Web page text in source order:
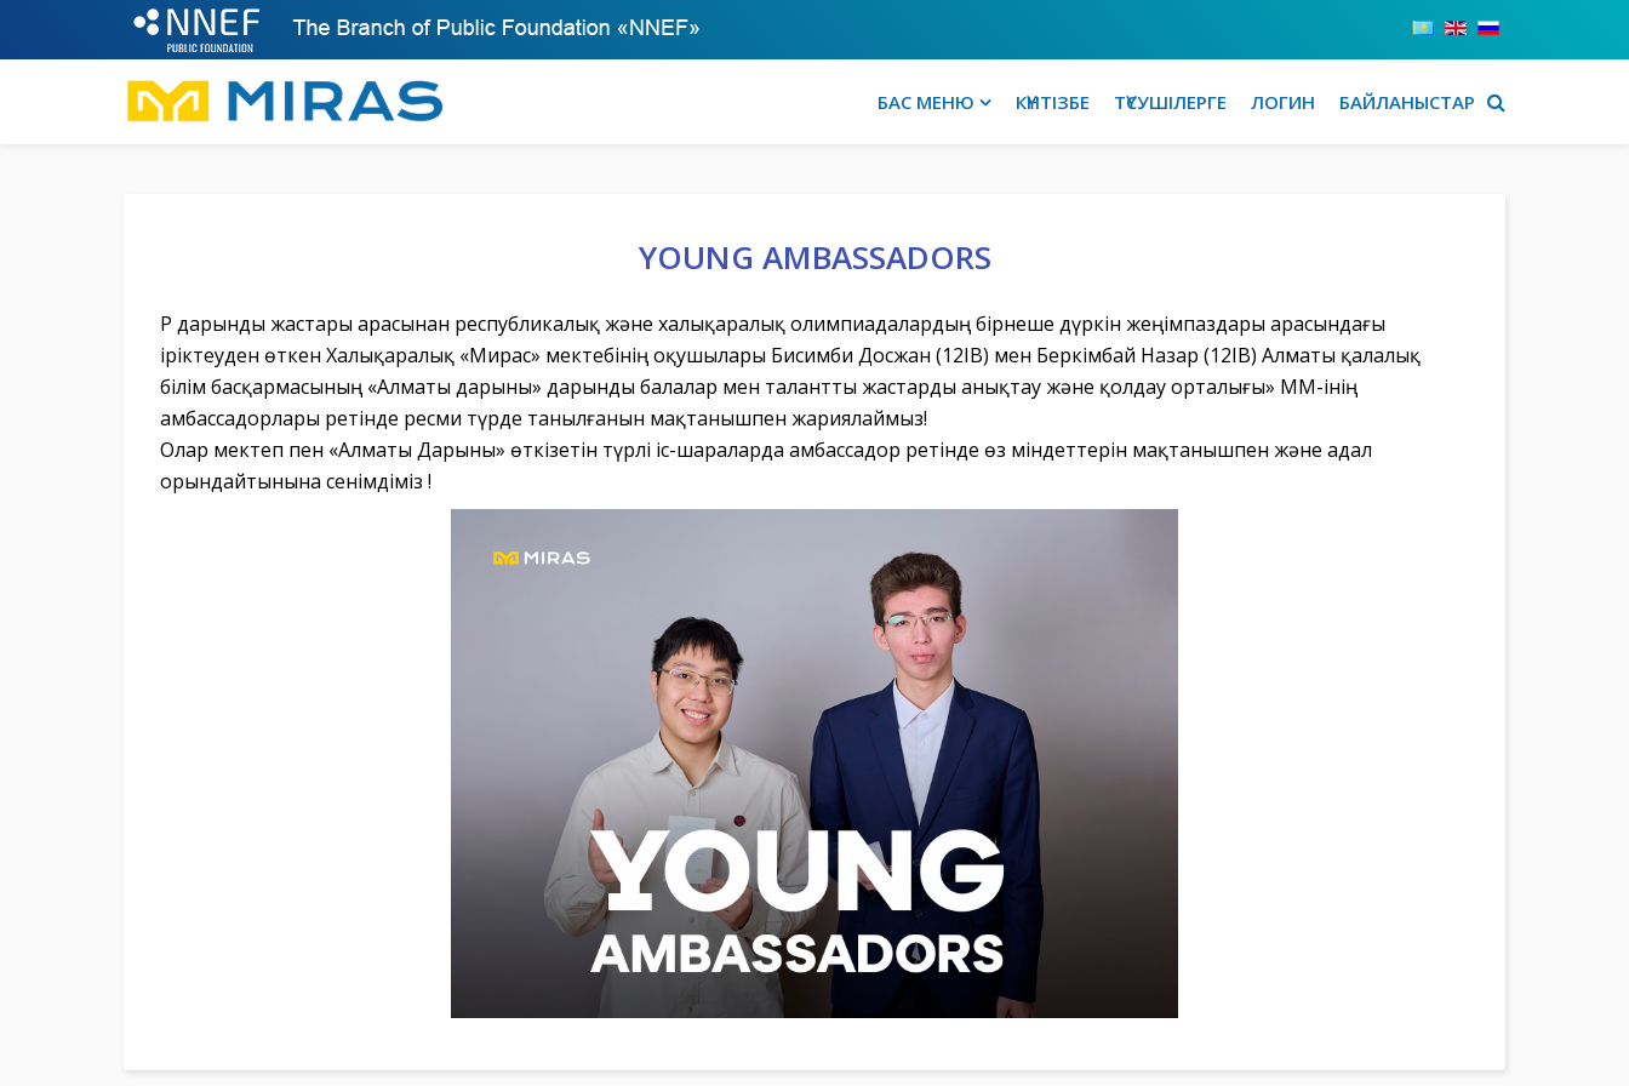
БАС МЕНЮ КҮНТІЗБЕ ТҮСУШІЛЕРГЕ ЛОГИН БАЙЛАНЫСТАР
YOUNG AMBASSADORS
ҚР дарынды жастары арасынан республикалық және халықаралық олимпиадалардың бірнеше дүркін жеңімпаздары арасындағы
іріктеуден өткен Халықаралық «Мирас» мектебінің оқушылары Бисимби Досжан (12IB) мен Беркімбай Назар (12IB) Алматы қалалық
білім басқармасының «Алматы дарыны» дарынды балалар мен талантты жастарды анықтау және қолдау орталығы» ҚММ-інің
амбассадорлары ретінде ресми түрде танылғанын мақтанышпен жариялаймыз!
Олар мектеп пен «Алматы Дарыны» өткізетін түрлі іс-шараларда амбассадор ретінде өз міндеттерін мақтанышпен және адал
орындайтынына сенімдіміз !